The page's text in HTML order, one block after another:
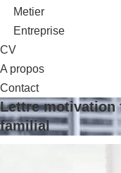
Metier
Entreprise
CV
A propos
Contact
Lettre motivation
familial